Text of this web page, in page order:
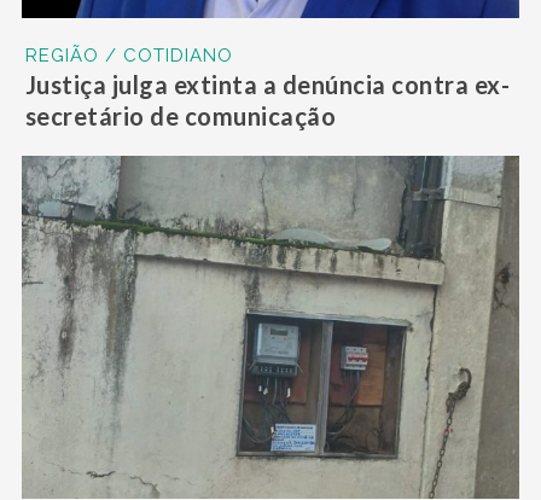
REGIÃO / COTIDIANO
Justiça julga extinta a denúncia contra ex-
secretário de comunicação